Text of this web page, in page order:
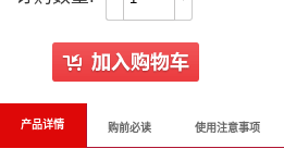
产品详情 购前必读 使用注意事项